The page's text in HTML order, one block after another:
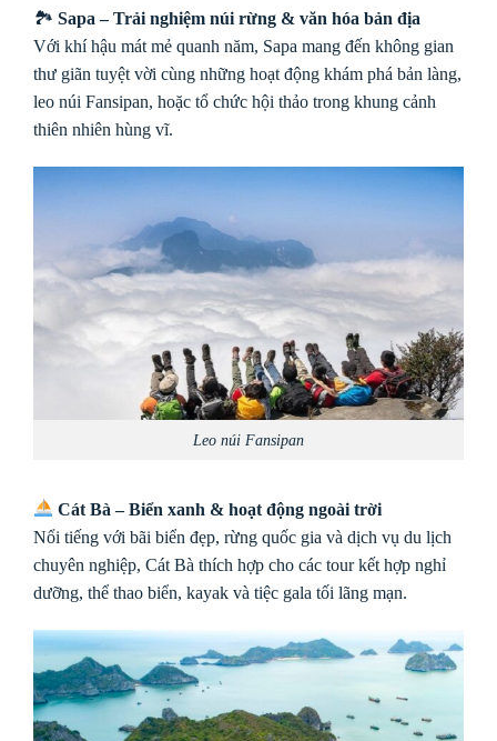
🏞 Sapa – Trải nghiệm núi rừng & văn hóa bản địa
Với khí hậu mát mẻ quanh năm, Sapa mang đến không gian
thư giãn tuyệt vời cùng những hoạt động khám phá bản làng,
leo núi Fansipan, hoặc tổ chức hội thảo trong khung cảnh
thiên nhiên hùng vĩ.
Leo núi Fansipan
Cát Bà – Biển xanh & hoạt động ngoài trời
Nổi tiếng với bãi biển đẹp, rừng quốc gia và dịch vụ du lịch
chuyên nghiệp, Cát Bà thích hợp cho các tour kết hợp nghỉ
dưỡng, thể thao biển, kayak và tiệc gala tối lãng mạn.